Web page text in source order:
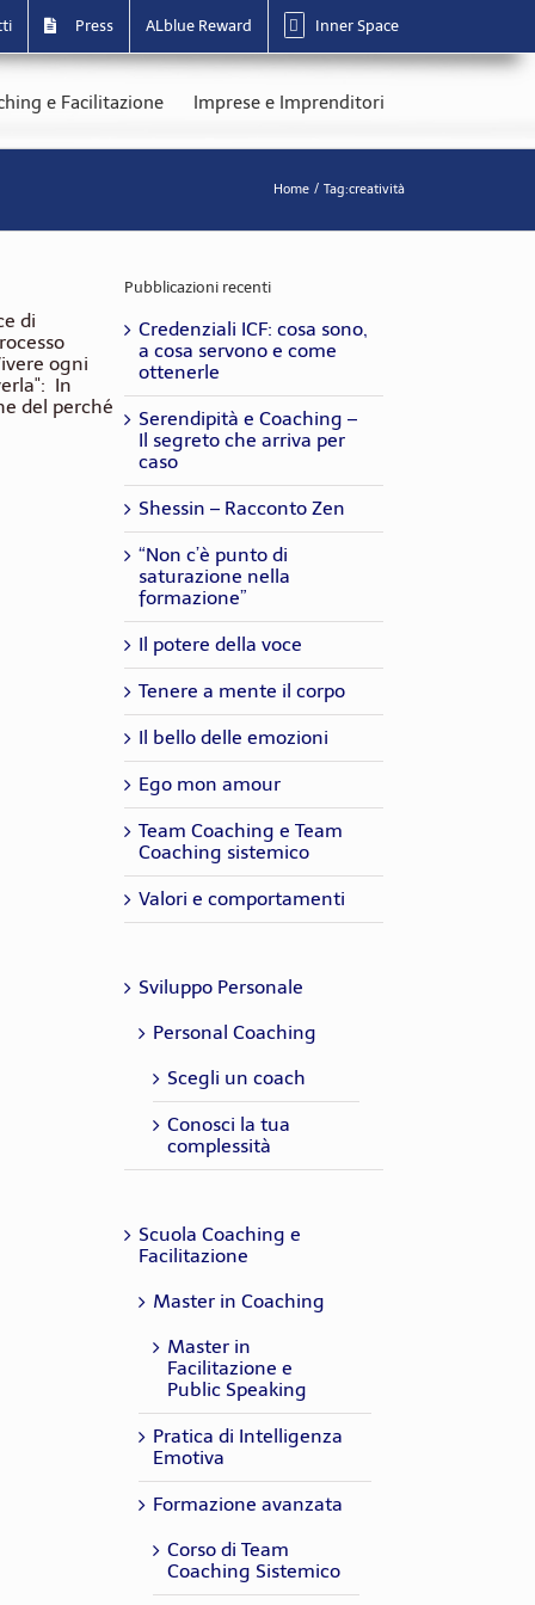
Press ALblue Reward Inner Space
e Facilitazione Imprese e Imprenditori
Home Tag:creatività
di
ogni
In
del perché
Pubblicazioni recenti
Credenziali ICF: cosa sono,
a cosa servono e come
ottenerle
Serendipità e Coaching –
Il segreto che arriva per
caso
Shessin – Racconto Zen
“Non c’è punto di
saturazione nella
formazione”
Il potere della voce
Tenere a mente il corpo
Il bello delle emozioni
Ego mon amour
Team Coaching e Team
Coaching sistemico
Valori e comportamenti
Sviluppo Personale
Personal Coaching
Scegli un coach
Conosci la tua
complessità
Scuola Coaching e
Facilitazione
Master in Coaching
Master in
Facilitazione e
Public Speaking
Pratica di Intelligenza
Emotiva
Formazione avanzata
Corso di Team
Coaching Sistemico